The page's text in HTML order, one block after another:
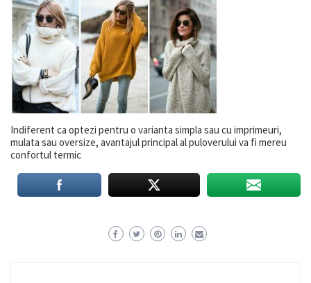
Indiferent ca optezi pentru o varianta simpla sau cu imprimeuri,
mulata sau oversize, avantajul principal al puloverului va fi mereu
confortul termic